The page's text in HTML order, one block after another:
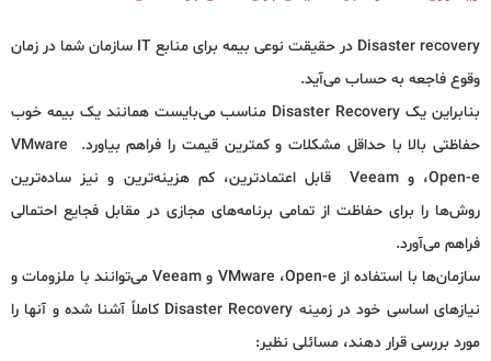
Disaster recovery در حقیقت نوعی بیمه برای منابع IT سازمان شما در زمان
وقوع فاجعه به حساب می‌آید.
بنابراین یک Disaster Recovery مناسب می‌بایست همانند یک بیمه خوب
حفاظتی بالا با حداقل مشکلات و کمترین قیمت را فراهم بیاورد. VMware
،Open-e و Veeam قابل اعتمادترین، کم هزینه‌ترین و نیز ساده‌ترین
روش‌ها را برای حفاظت از تمامی برنامه‌های مجازی در مقابل فجایع احتمالی
فراهم می‌آورد.
سازمان‌ها با استفاده از VMware ،Open-e و Veeam می‌توانند با ملزومات و
نیازهای اساسی خود در زمینه Disaster Recovery کاملاً آشنا شده و آنها را
مورد بررسی قرار دهند، مسائلی نظیر: